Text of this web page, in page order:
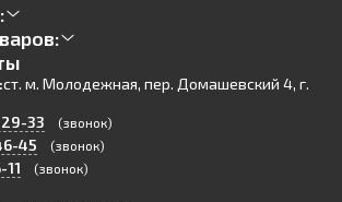
ст. м. Молодежная, пер. Домашевский 4, г.
33
(звонок)
45 (звонок)
11 (звонок)